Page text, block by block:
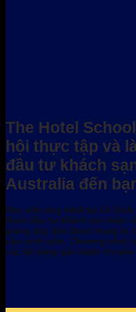
The Hotel
hội thực tập và
đầu tư khách
Australia đến
Học viện duy nhất tại Úc
đoàn đầu tư khách sạn toàn
giảng dạy đều được trang bị
cho sinh viên. Chương trình
các kỹ năng vận hành